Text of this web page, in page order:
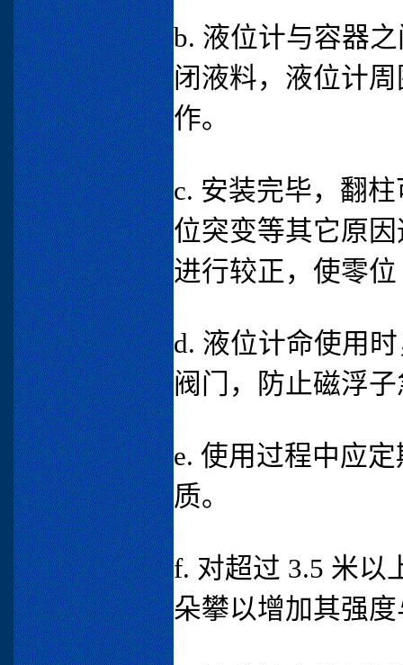
b. 液位计与容器
闭液料，液位计
作。
c. 安装完毕，翻
位突变等其它原
进行较正，使零
d. 液位计命使用
阀门，防止磁浮
e. 使用过程中应
质。
f. 对超过 3.5 米以
朵攀以增加其强